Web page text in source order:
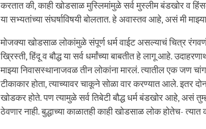
करतात की, काही खोडसाळ मुस्लिमांमुळे सर्व मुस्लीम बंडखोर व
या सभ्यतांच्या संघर्षाविषयी बोलतात. हे अवास्तव आहे, असं मी
मोजक्या खोडसाळ लोकांमुळे संपूर्ण धर्म वाईट असल्याचं चित्र
ख्रिस्ती, हिंदू व बौद्ध या सर्व धर्मांच्या बाबतीत हे लागू आहे.
माझ्या निवासस्थानाजवळ तीन लोकांना मारलं. त्यातील एक जण
टीकाकार होता, त्याच्यावर चाकूने सोळा वार करण्यात आले. इतर
खोडकर होते. पण त्यामुळे सर्व तिबेटी बौद्ध धर्म बंडखोर आहे, असं
ठेवणार नाही. बुद्धाच्या काळातही काही खोडसाळ लोक होतेच- त्यात